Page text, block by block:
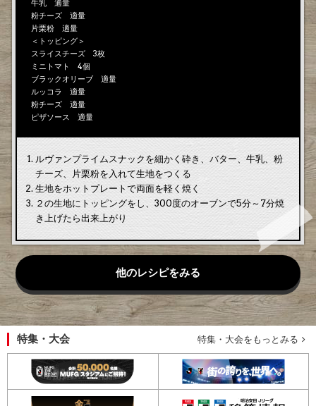
牛乳 適量
粉チーズ 適量
片栗粉 適量
＜トッピング＞
スライスチーズ 3枚
ミニトマト 4個
ブラックオリーブ 適量
ルッコラ 適量
粉チーズ 適量
ピザソース 適量
ルヴァンプライムスナックを細かく砕き、バター、牛乳、粉
チーズ、片栗粉を入れて生地をつくる
生地をホットプレートで両面を軽く焼く
２の生地にトッピングをし、300度のオーブンで5分～7分焼
き上げたら出来上がり
他のレシピをみる
特集・大会 特集・大会をもっとみる